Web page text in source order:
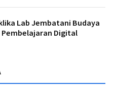
Lab Jembatani Budaya
Pembelajaran Digital